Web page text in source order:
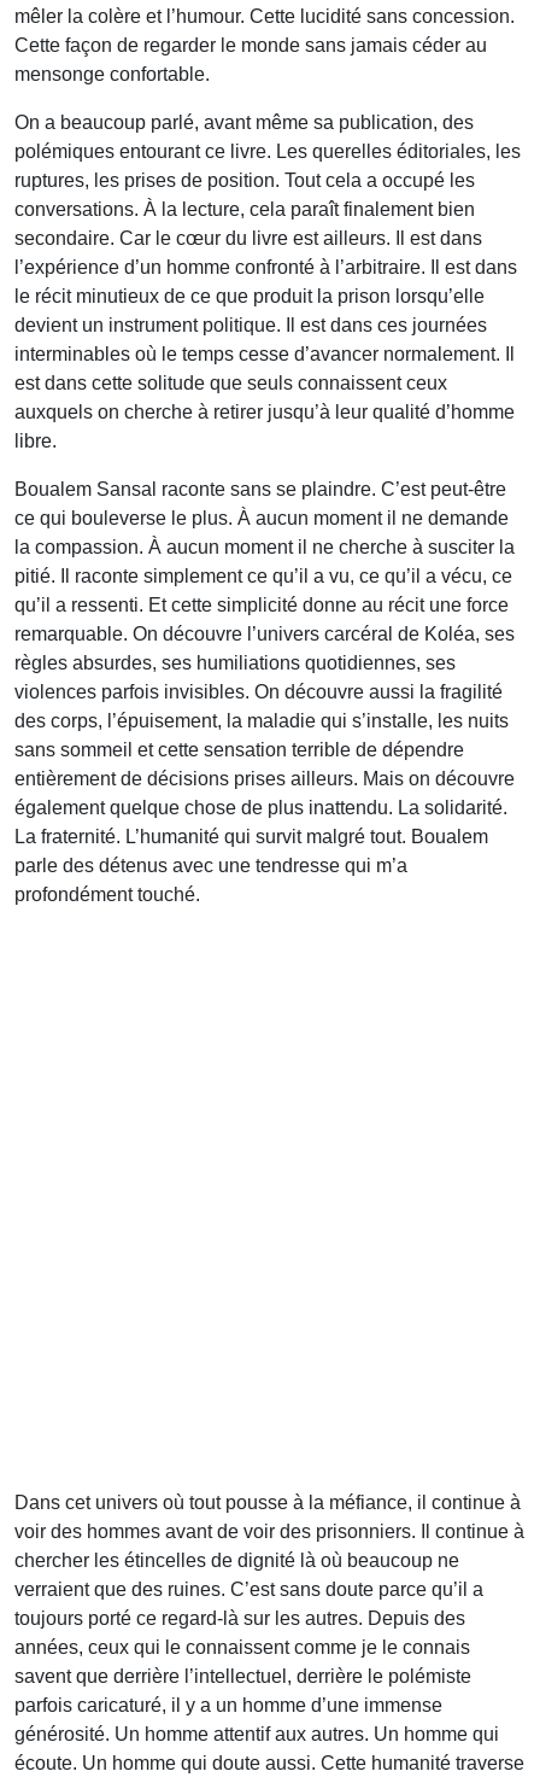
mêler la colère et l’humour. Cette lucidité sans concession.
Cette façon de regarder le monde sans jamais céder au
mensonge confortable.
On a beaucoup parlé, avant même sa publication, des
polémiques entourant ce livre. Les querelles éditoriales, les
ruptures, les prises de position. Tout cela a occupé les
conversations. À la lecture, cela paraît finalement bien
secondaire. Car le cœur du livre est ailleurs. Il est dans
l’expérience d’un homme confronté à l’arbitraire. Il est dans
le récit minutieux de ce que produit la prison lorsqu’elle
devient un instrument politique. Il est dans ces journées
interminables où le temps cesse d’avancer normalement. Il
est dans cette solitude que seuls connaissent ceux
auxquels on cherche à retirer jusqu’à leur qualité d’homme
libre.
Boualem Sansal raconte sans se plaindre. C’est peut-être
ce qui bouleverse le plus. À aucun moment il ne demande
la compassion. À aucun moment il ne cherche à susciter la
pitié. Il raconte simplement ce qu’il a vu, ce qu’il a vécu, ce
qu’il a ressenti. Et cette simplicité donne au récit une force
remarquable. On découvre l’univers carcéral de Koléa, ses
règles absurdes, ses humiliations quotidiennes, ses
violences parfois invisibles. On découvre aussi la fragilité
des corps, l’épuisement, la maladie qui s’installe, les nuits
sans sommeil et cette sensation terrible de dépendre
entièrement de décisions prises ailleurs. Mais on découvre
également quelque chose de plus inattendu. La solidarité.
La fraternité. L’humanité qui survit malgré tout. Boualem
parle des détenus avec une tendresse qui m’a
profondément touché.
Dans cet univers où tout pousse à la méfiance, il continue à
voir des hommes avant de voir des prisonniers. Il continue à
chercher les étincelles de dignité là où beaucoup ne
verraient que des ruines. C’est sans doute parce qu’il a
toujours porté ce regard-là sur les autres. Depuis des
années, ceux qui le connaissent comme je le connais
savent que derrière l’intellectuel, derrière le polémiste
parfois caricaturé, il y a un homme d’une immense
générosité. Un homme attentif aux autres. Un homme qui
écoute. Un homme qui doute aussi. Cette humanité traverse